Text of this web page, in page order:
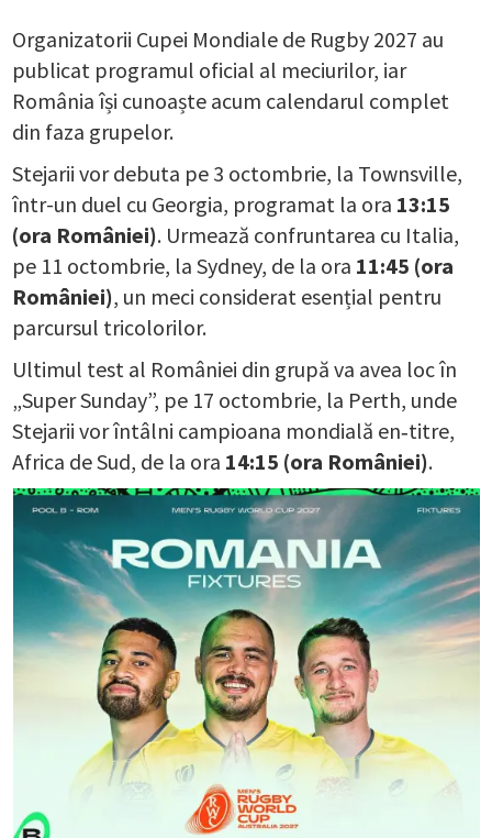
Organizatorii Cupei Mondiale de Rugby 2027 au
publicat programul oficial al meciurilor, iar
România își cunoaște acum calendarul complet
din faza grupelor.
Stejarii vor debuta pe 3 octombrie, la Townsville,
într-un duel cu Georgia, programat la ora 13:15
(ora României). Urmează confruntarea cu Italia,
pe 11 octombrie, la Sydney, de la ora 11:45 (ora
României), un meci considerat esențial pentru
parcursul tricolorilor.
Ultimul test al României din grupă va avea loc în
„Super Sunday”, pe 17 octombrie, la Perth, unde
Stejarii vor întâlni campioana mondială en‑titre,
Africa de Sud, de la ora 14:15 (ora României).